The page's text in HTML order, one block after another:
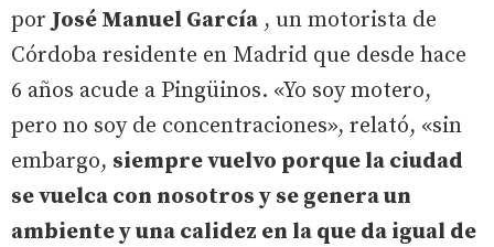
por José Manuel García , un motorista de
Córdoba residente en Madrid que desde hace
6 años acude a Pingüinos. «Yo soy motero,
pero no soy de concentraciones», relató, «sin
embargo, siempre vuelvo porque la ciudad
se vuelca con nosotros y se genera un
ambiente y una calidez en la que da igual de